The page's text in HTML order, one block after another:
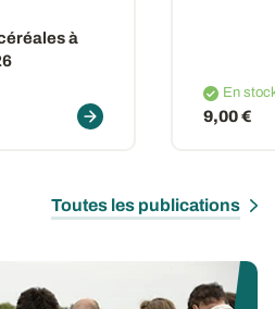
à
En
9,00 €
Toutes les publications